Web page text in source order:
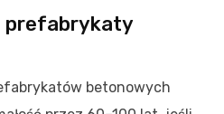
prefabrykaty
betonowych